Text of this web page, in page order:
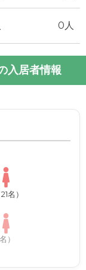
0人
入居者情報
名）
）